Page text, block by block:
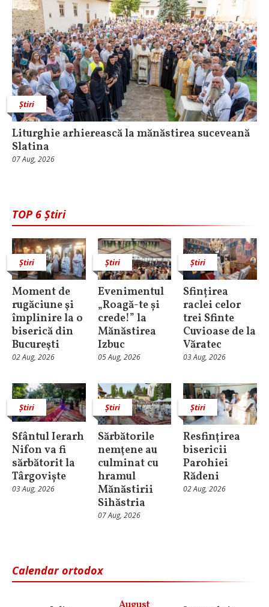
Știri
Liturghie arhierească la mănăstirea suceveană
Slatina
07 Aug, 2026
TOP 6 Știri
Știri
Moment de
rugăciune şi
împlinire la o
biserică din
Bucureşti
02 Aug, 2026
Știri
Evenimentul
„Roagă-te și
crede!” la
Mănăstirea
Izbuc
05 Aug, 2026
Știri
Sfințirea
raclei celor
trei Sfinte
Cuvioase de la
Văratec
03 Aug, 2026
Știri
Sfântul Ierarh
Nifon va fi
sărbătorit la
Târgoviște
03 Aug, 2026
Știri
Sărbătorile
nemţene au
culminat cu
hramul
Mănăstirii
Sihăstria
07 Aug, 2026
Știri
Resfințirea
bisericii
Parohiei
Rădeni
02 Aug, 2026
Calendar ortodox